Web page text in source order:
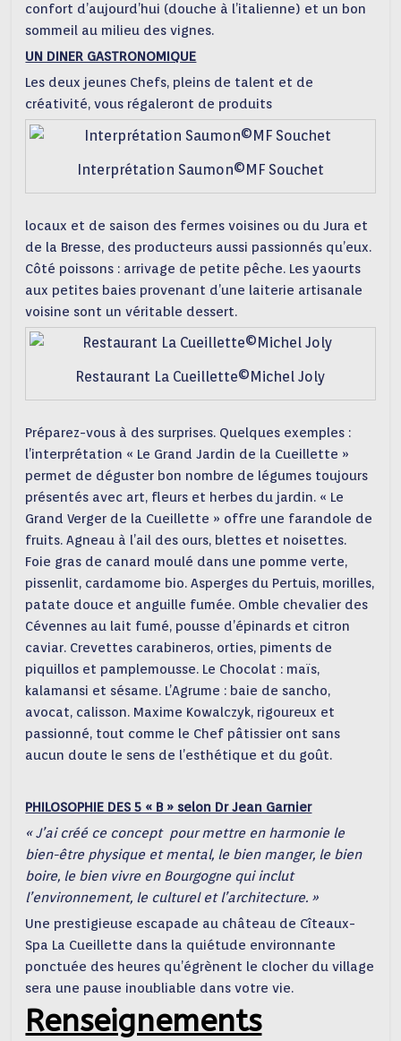
confort d’aujourd’hui (douche à l’italienne) et un bon
sommeil au milieu des vignes.
UN DINER GASTRONOMIQUE
Les deux jeunes Chefs, pleins de talent et de
créativité, vous régaleront de produits
Interprétation Saumon©MF Souchet
locaux et de saison des fermes voisines ou du Jura et
de la Bresse, des producteurs aussi passionnés qu’eux.
Côté poissons : arrivage de petite pêche. Les yaourts
aux petites baies provenant d’une laiterie artisanale
voisine sont un véritable dessert.
Restaurant La Cueillette©Michel Joly
Préparez-vous à des surprises. Quelques exemples :
l’interprétation « Le Grand Jardin de la Cueillette »
permet de déguster bon nombre de légumes toujours
présentés avec art, fleurs et herbes du jardin. « Le
Grand Verger de la Cueillette » offre une farandole de
fruits. Agneau à l’ail des ours, blettes et noisettes.
Foie gras de canard moulé dans une pomme verte,
pissenlit, cardamome bio. Asperges du Pertuis, morilles,
patate douce et anguille fumée. Omble chevalier des
Cévennes au lait fumé, pousse d’épinards et citron
caviar. Crevettes carabineros, orties, piments de
piquillos et pamplemousse. Le Chocolat : maïs,
kalamansi et sésame. L’Agrume : baie de sancho,
avocat, calisson. Maxime Kowalczyk, rigoureux et
passionné, tout comme le Chef pâtissier ont sans
aucun doute le sens de l’esthétique et du goût.
PHILOSOPHIE DES 5 « B » selon Dr Jean Garnier
« J’ai créé ce concept pour mettre en harmonie le
bien-être physique et mental, le bien manger, le bien
boire, le bien vivre en Bourgogne qui inclut
l’environnement, le culturel et l’architecture. »
Une prestigieuse escapade au château de Cîteaux-
Spa La Cueillette dans la quiétude environnante
ponctuée des heures qu’égrènent le clocher du village
sera une pause inoubliable dans votre vie.
Renseignements